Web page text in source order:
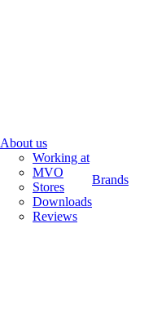
About us
Working at
MVO
Stores
Downloads
Reviews
Brands